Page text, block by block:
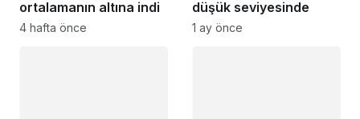
ortalamanın altına indi
4 hafta önce
düşük seviyesinde
1 ay önce